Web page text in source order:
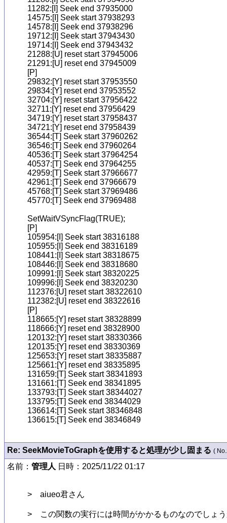
11282:[I] Seek end 37935000
14575:[I] Seek start 37938293
14578:[I] Seek end 37938296
19712:[I] Seek start 37943430
19714:[I] Seek end 37943432
21288:[U] reset start 37945006
21291:[U] reset end 37945009
[P]
29832:[Y] reset start 37953550
29834:[Y] reset end 37953552
32704:[Y] reset start 37956422
32711:[Y] reset end 37956429
34719:[Y] reset start 37958437
34721:[Y] reset end 37958439
36544:[T] Seek start 37960262
36546:[T] Seek end 37960264
40536:[T] Seek start 37964254
40537:[T] Seek end 37964255
42959:[T] Seek start 37966677
42961:[T] Seek end 37966679
45768:[T] Seek start 37969486
45770:[T] Seek end 37969488
SetWaitVSyncFlag(TRUE);
[P]
105954:[I] Seek start 38316188
105955:[I] Seek end 38316189
108441:[I] Seek start 38318675
108446:[I] Seek end 38318680
109991:[I] Seek start 38320225
109996:[I] Seek end 38320230
112376:[U] reset start 38322610
112382:[U] reset end 38322616
[P]
118665:[Y] reset start 38328899
118666:[Y] reset end 38328900
120132:[Y] reset start 38330366
120135:[Y] reset end 38330369
125653:[Y] reset start 38335887
125661:[Y] reset end 38335895
131659:[T] Seek start 38341893
131661:[T] Seek end 38341895
133793:[T] Seek start 38344027
133795:[T] Seek end 38344029
136614:[T] Seek start 38346848
Re: SeekMovieToGraphを使用すると処理が少し固まる (
名前： 管理人 日時：2025/11/22 01:17
>　aiueo君さん
>　この関数の実行には時間がかかるものなのでしょ